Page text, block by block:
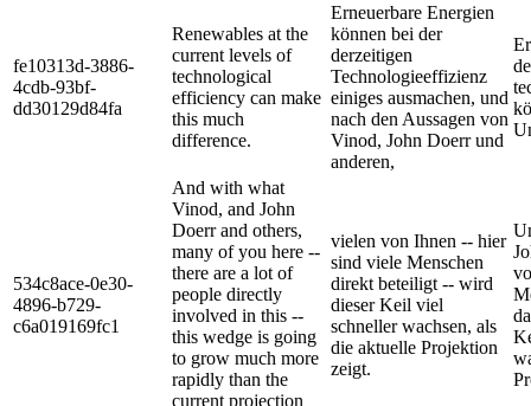
fe10313d-3886-
4cdb-93bf-
dd30129d84fa
Renewables at the
current levels of
technological
efficiency can make
this much
difference.
Erneuerbare Energien
können bei der
derzeitigen
Technologieeffizienz
einiges ausmachen, und
nach den Aussagen von
Vinod, John Doerr und
anderen,
534c8ace-0e30-
4896-b729-
c6a019169fc1
And with what
Vinod, and John
Doerr and others,
many of you here --
there are a lot of
people directly
involved in this --
this wedge is going
to grow much more
rapidly than the
current projection
vielen von Ihnen -- hier
sind viele Menschen
direkt beteiligt -- wird
dieser Keil viel
schneller wachsen, als
die aktuelle Projektion
zeigt.